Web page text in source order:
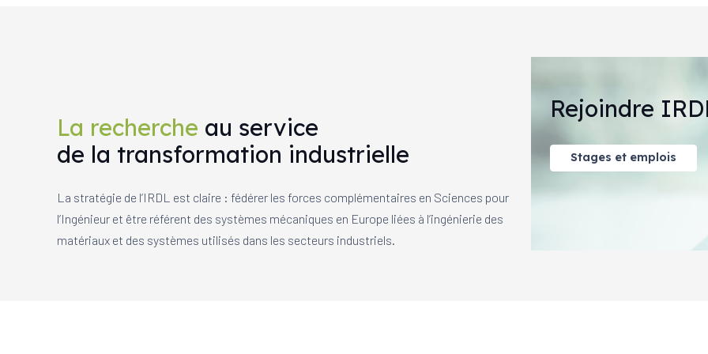
La recherche au service
de la transformation industrielle
La stratégie de l’IRDL est claire : fédérer les forces complémentaires en Sciences pour
l’Ingénieur et être référent des systèmes mécaniques en Europe liées à l’ingénierie des
matériaux et des systèmes utilisés dans les secteurs industriels.
Rejoindre
Stages et emplois